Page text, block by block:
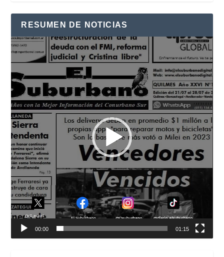
RESUMEN DE NOTICIAS
Reproductor
de
vídeo
00:00 01:15